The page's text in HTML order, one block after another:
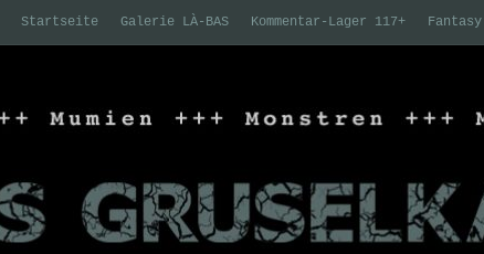
Startseite Galerie LÀ-BAS Kommentar-Lager 117+